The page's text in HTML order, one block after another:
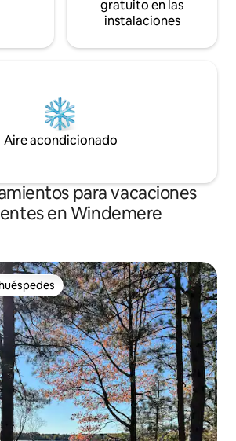
gratuito en las
instalaciones
Aire acondicionado
para vacaciones
en Windemere
preferido